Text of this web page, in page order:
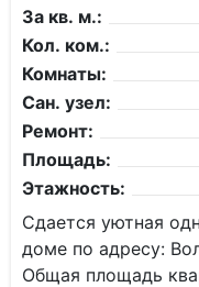
За кв. м.:
Кол. ком.:
Комнаты:
Сан. узел:
Ремонт:
Площадь:
Этажность:
Сдается уютная
доме по адресу:
Общая площадь